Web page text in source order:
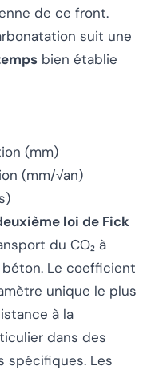
de ce front.
suit une
bien établie
(mm)
(mm/√an)
loi de Fick
du CO₂ à
Le coefficient
unique le plus
à la
dans des
spécifiques. Les